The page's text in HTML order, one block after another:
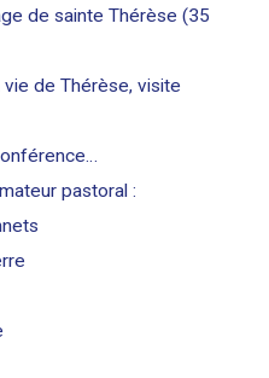
de sainte Thérèse (35
de Thérèse, visite
pastoral :